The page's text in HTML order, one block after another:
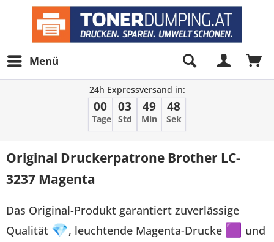
Menü
24h Expressversand in:
00
Tage
03
Std
49
Min
48
Sek
Original Druckerpatrone Brother LC-
3237 Magenta
Das Original-Produkt garantiert zuverlässige
Qualität 💎, leuchtende Magenta-Drucke 🟪
und